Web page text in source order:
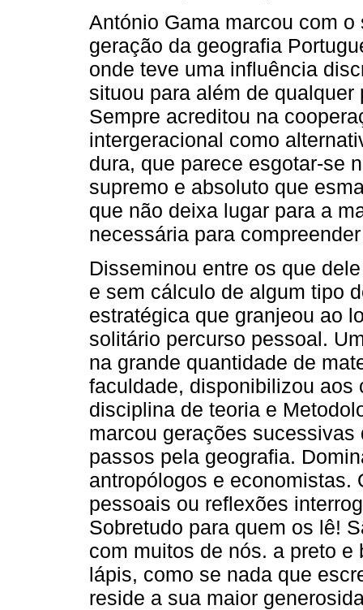
António Gama marcou com
geração da geografia
onde teve uma influência
situou para além de
Sempre acreditou na
intergeracional como
dura, que parece esgotar-se
supremo e abso­luto que
que não deixa lugar para a
necessária para
Disseminou entre os que
e sem cálculo de algum tipo
estratégica que granjeou ao
solitário percurso pessoal.
na grande quantidade de
faculdade, disponibilizou
disciplina de teoria e
marcou gerações
passos pela geografia.
antropólogos e economistas.
pessoais ou reflexões
Sobretudo para quem os lê!
com muitos de nós. a preto
lápis, como se nada que
reside a sua maior